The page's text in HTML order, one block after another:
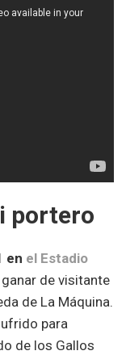
portero
en el Estadio
de visitante
de La Máquina.
para
de los Gallos